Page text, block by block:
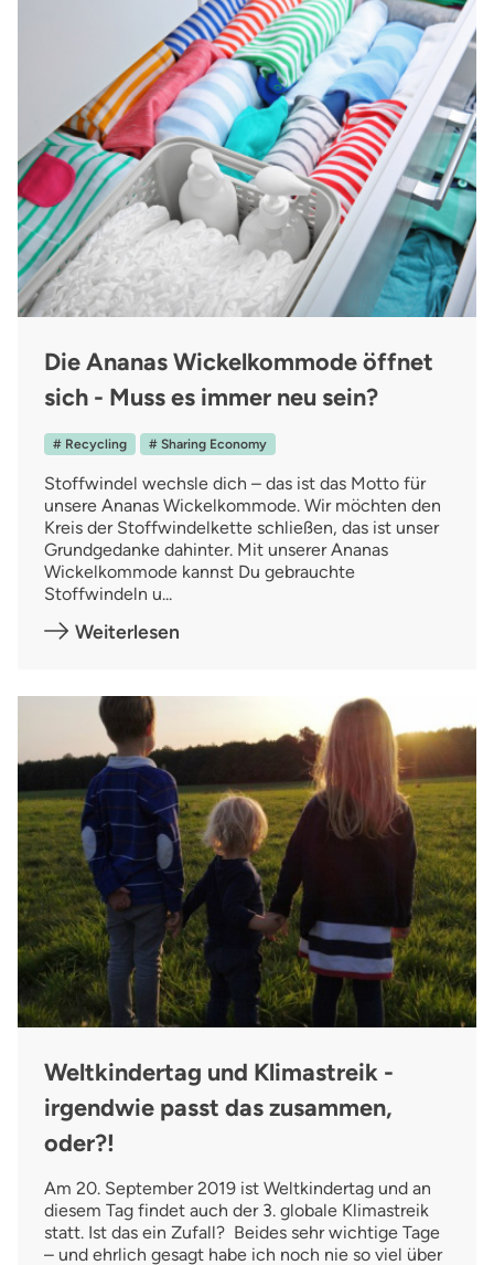
Die Ananas Wickelkommode öffnet
sich - Muss es immer neu sein?
# Recycling # Sharing Economy
Stoffwindel wechsle dich – das ist das Motto für
unsere Ananas Wickelkommode. Wir möchten den
Kreis der Stoffwindelkette schließen, das ist unser
Grundgedanke dahinter. Mit unserer Ananas
Wickelkommode kannst Du gebrauchte
Stoffwindeln u...
Weiterlesen
Weltkindertag und Klimastreik -
irgendwie passt das zusammen,
oder?!
Am 20. September 2019 ist Weltkindertag und an
diesem Tag findet auch der 3. globale Klimastreik
statt. Ist das ein Zufall? Beides sehr wichtige Tage
– und ehrlich gesagt habe ich noch nie so viel über